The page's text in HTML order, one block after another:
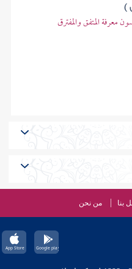
)
معرفة المتفق والمفترق
بنا من نحن